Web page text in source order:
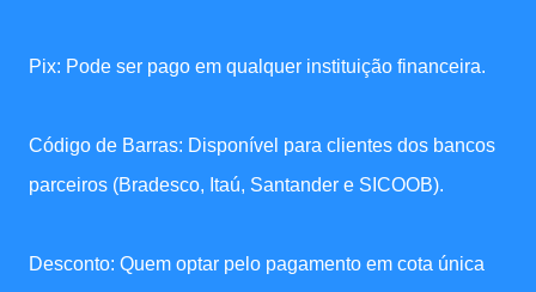
Pix: Pode ser pago em qualquer instituição financeira.
Código de Barras: Disponível para clientes dos bancos
parceiros (Bradesco, Itaú, Santander e SICOOB).
Desconto: Quem optar pelo pagamento em cota única